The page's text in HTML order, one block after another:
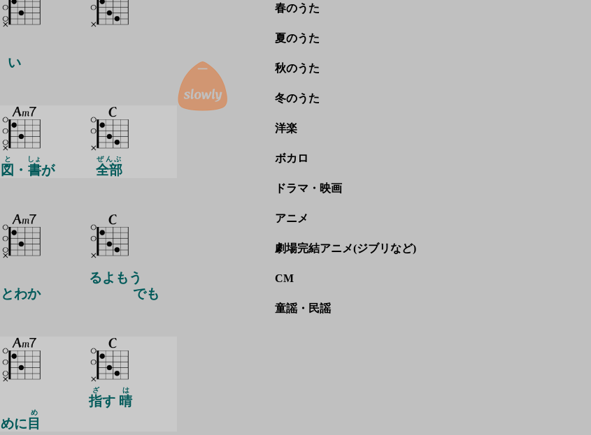
い
図
と
・ 書
しょ
が 全部
ぜんぶ
とわか
るよもう
でも
めに 目
め
指
ざ
す 晴
は
春のうた
夏のうた
秋のうた
冬のうた
洋楽
ボカロ
ドラマ・映画
アニメ
劇場完結アニメ(ジブリなど)
CM
童謡・民謡